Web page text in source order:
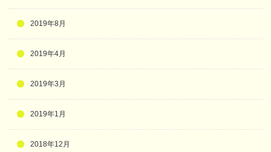
2019年8月
2019年4月
2019年3月
2019年1月
2018年12月